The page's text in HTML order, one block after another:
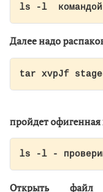
ls -l  командой
Далее надо
tar xvpJf
пройдет
ls -l -
Открыть файл /